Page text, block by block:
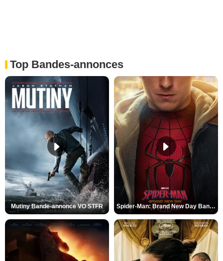
Top Bandes-annonces
Mutiny Bande-annonce VO STFR Spider-Man: Brand New Day Bande-annonce VO STFR